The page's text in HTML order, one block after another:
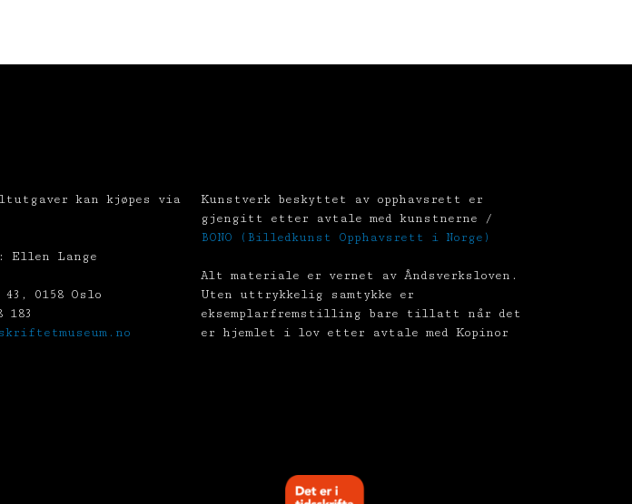
kan kjøpes via
Ellen Lange
43, 0158 Oslo
183
Kunstverk beskyttet av opphavsrett er
gjengitt etter avtale med kunstnerne /
BONO (Billedkunst Opphavsrett i Norge)
Alt materiale er vernet av Åndsverksloven.
Uten uttrykkelig samtykke er
eksemplarfremstilling bare tillatt når det
er hjemlet i lov etter avtale med Kopinor